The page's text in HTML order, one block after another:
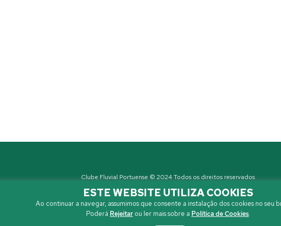
Clube Fluvial Portuense © 2024 Todos os direitos reservados
ESTE WEBSITE UTILIZA COOKIES
Ao continuar a navegar, assumimos que consente a instalação dos cookies no seu
Poderá Rejeitar ou ler mais sobre a Política de Cookies.